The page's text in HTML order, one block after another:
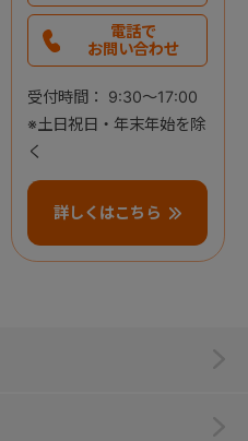
電話で
お問い合わせ
受付時間： 9:30～17:00
※土日祝日・年末年始を除
く
詳しくはこちら